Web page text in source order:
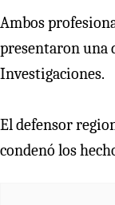
Ambos
presentaron una
Investigaciones.
El defensor
condenó los